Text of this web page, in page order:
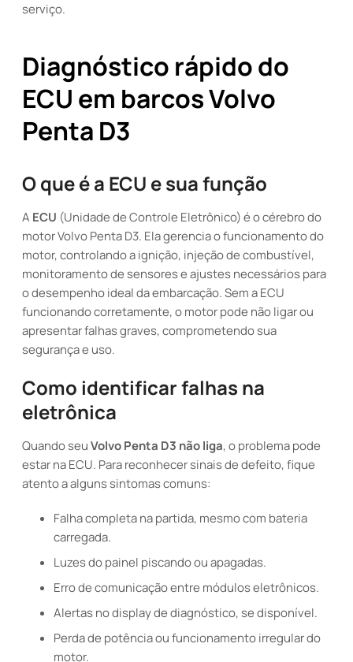
serviço.
Diagnóstico rápido do
ECU em barcos Volvo
Penta D3
O que é a ECU e sua função
A ECU (Unidade de Controle Eletrônico) é o cérebro do
motor Volvo Penta D3. Ela gerencia o funcionamento do
motor, controlando a ignição, injeção de combustível,
monitoramento de sensores e ajustes necessários para
o desempenho ideal da embarcação. Sem a ECU
funcionando corretamente, o motor pode não ligar ou
apresentar falhas graves, comprometendo sua
segurança e uso.
Como identificar falhas na
eletrônica
Quando seuVolvo Penta D3 não liga, o problema pode
estar na ECU. Para reconhecer sinais de defeito, fique
atento a alguns sintomas comuns:
Falha completa na partida, mesmo com bateria
carregada.
Luzes do painel piscando ou apagadas.
Erro de comunicação entre módulos eletrônicos.
Alertas no display de diagnóstico, se disponível.
Perda de potência ou funcionamento irregular do
motor.